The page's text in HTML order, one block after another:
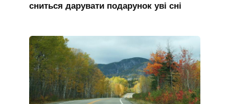
сниться дарувати подарунок уві сні